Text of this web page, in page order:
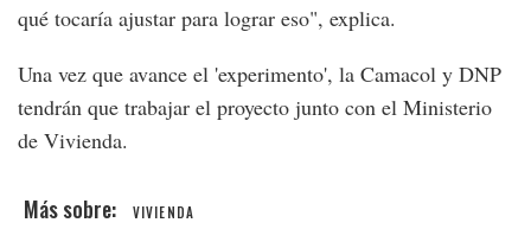
qué tocaría ajustar para lograr eso", explica.
Una vez que avance el 'experimento', la Camacol y DNP
tendrán que trabajar el proyecto junto con el Ministerio
de Vivienda.
VIVIENDA